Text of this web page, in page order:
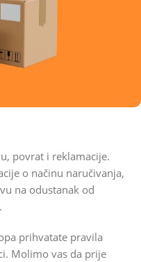
povrat i reklamacije.
o načinu naručivanja,
na odustanak od
prihvatate pravila
Molimo vas da prije